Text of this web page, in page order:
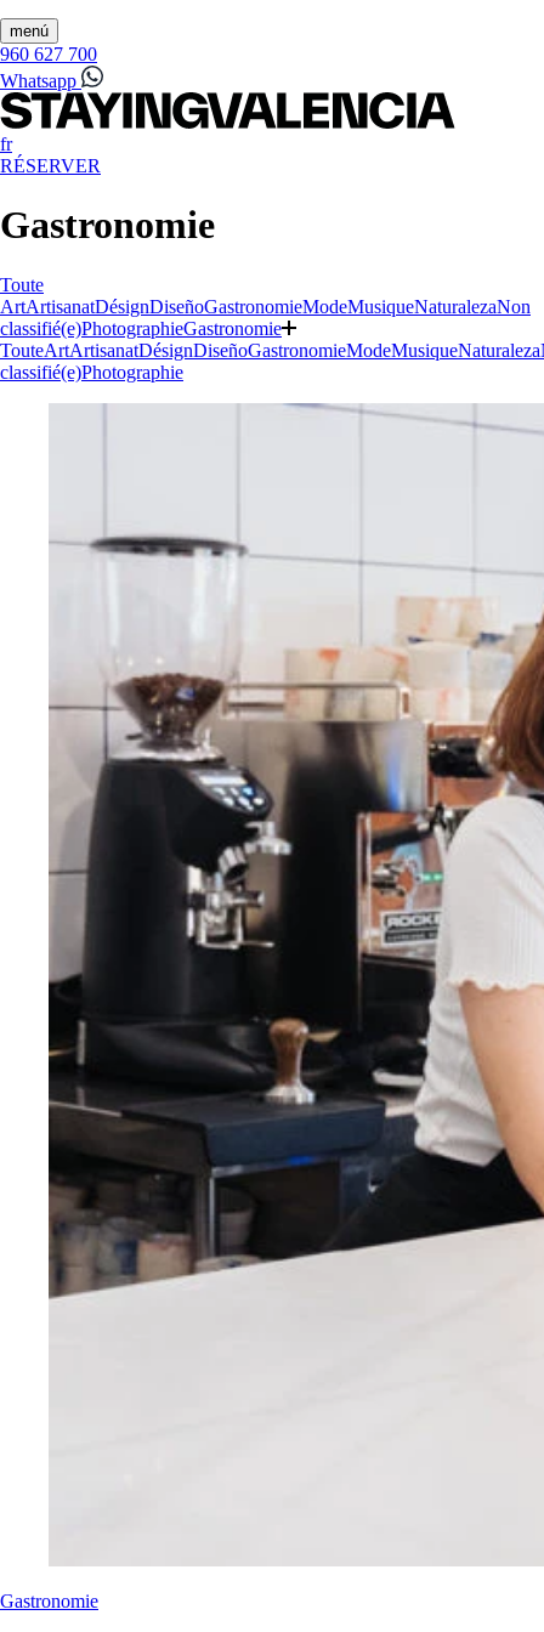
menú
960 627 700
Whatsapp
fr
RÉSERVER
Gastronomie
Toute
ArtArtisanatDésignDiseñoGastronomieModeMusiqueNaturalezaNon
classifié(e)PhotographieGastronomie
TouteArtArtisanatDésignDiseñoGastronomieModeMusiqueNaturaleza
classifié(e)Photographie
Gastronomie